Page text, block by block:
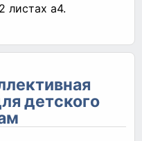
листах а4.
детского